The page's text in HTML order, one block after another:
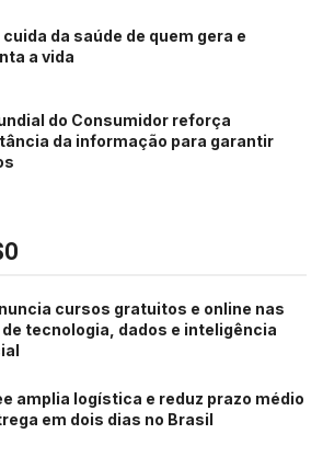
cuida da saúde de quem gera e
a vida
do Consumidor reforça
da informação para garantir
cursos gratuitos e online nas
tecnologia, dados e inteligência
amplia logística e reduz prazo médio
em dois dias no Brasil